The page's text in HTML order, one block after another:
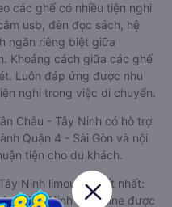
các ghế có nhiều tiện nghi
usb, đèn đọc sách, hệ
ngăn riêng biệt giữa
Khoảng cách giữa các ghế
Luôn đáp ứng được nhu
nghi trong việc di chuyển.
Châu - Tây Ninh có hỗ trợ
Quận 4 - Sài Gòn và nội
tiện cho du khách.
Ninh limousine tốt nhất:
- Tây Ninh limousine được